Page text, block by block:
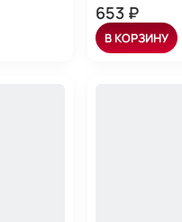
653 ₽
В КОРЗИНУ